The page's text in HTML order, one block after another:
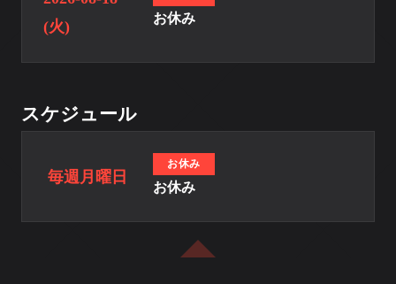
(火)
お休み
スケジュール
毎週月曜日
お休み
お休み